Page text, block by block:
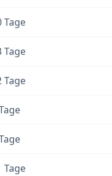
Tage
Tage
Tage
Tage